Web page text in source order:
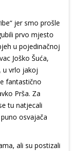
jer smo prošle
prvo mjesto
u pojedinačnoj
Joško Šuća,
u vrlo jakoj
fantastično
Prša. Za
tu natjecali
osvajača
ali su postizali